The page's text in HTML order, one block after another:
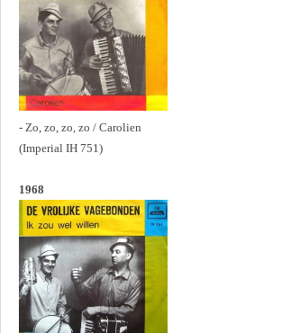
- Zo, zo, zo, zo / Carolien
(Imperial IH 751)
1968